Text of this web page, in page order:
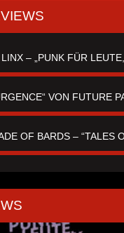
VON FUTURE